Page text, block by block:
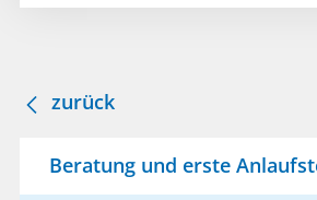
zurück
Beratung und erste